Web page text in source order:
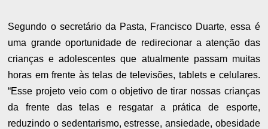
Segundo o secretário da Pasta, Francisco Duarte, essa é
uma grande oportunidade de redirecionar a atenção das
crianças e adolescentes que atualmente passam muitas
horas em frente às telas de televisões, tablets e celulares.
“Esse projeto veio com o objetivo de tirar nossas crianças
da frente das telas e resgatar a prática de esporte,
reduzindo o sedentarismo, estresse, ansiedade, obesidade